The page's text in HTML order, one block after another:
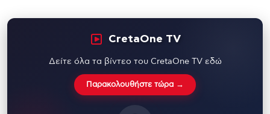
CretaOne TV
Δείτε όλα τα βίντεο του CretaOne TV εδώ
Παρακολουθήστε τώρα →